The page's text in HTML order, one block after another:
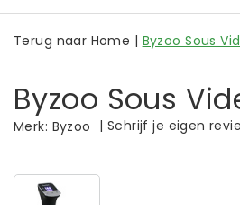
Terug naar Home | Byzoo Sous
Byzoo Sous
Merk: Byzoo | Schrijf je eigen